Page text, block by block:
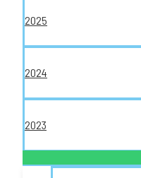
2025
2024
2023